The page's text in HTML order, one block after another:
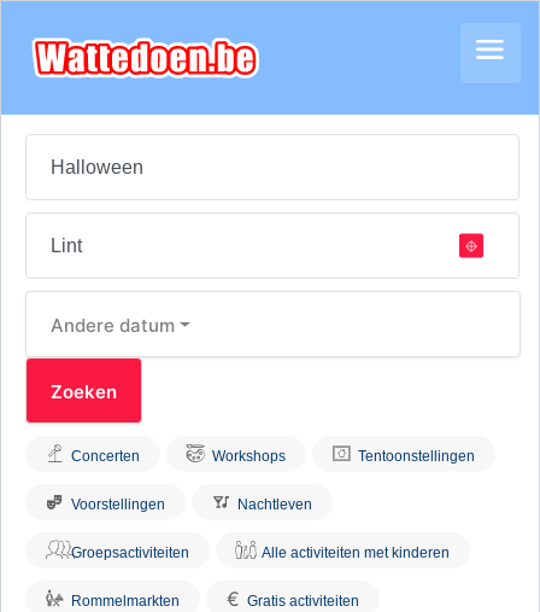
Andere datum
Concerten Workshops Tentoonstellingen
Voorstellingen Nachtleven
Groepsactiviteiten Alle activiteiten met kinderen
Rommelmarkten € Gratis activiteiten